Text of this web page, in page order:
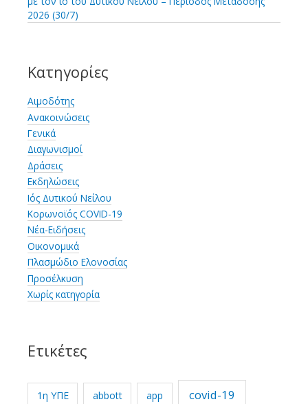
2026 (30/7)
Κατηγορίες
Αιμοδότης
Ανακοινώσεις
Γενικά
Διαγωνισμοί
Δράσεις
Εκδηλώσεις
Ιός Δυτικού Νείλου
Κορωνοϊός COVID-19
Νέα-Ειδήσεις
Οικονομικά
Πλασμώδιο Ελονοσίας
Προσέλκυση
Χωρίς κατηγορία
Ετικέτες
1η ΥΠΕ abbott app covid-19